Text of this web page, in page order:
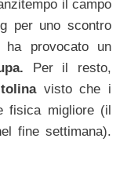
il campo
per uno scontro
ha provocato un
Per il resto,
visto che i
fisica migliore (il
fine settimana).